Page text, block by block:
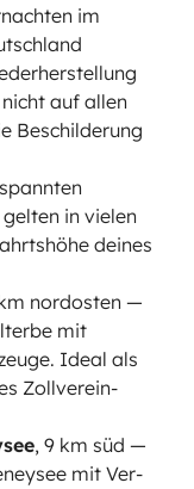
im
auf allen
Beschilderung
in vielen
deines
nordosten —
mit
Ideal als
Zollverein-
, 9 km süd —
mit Ver-